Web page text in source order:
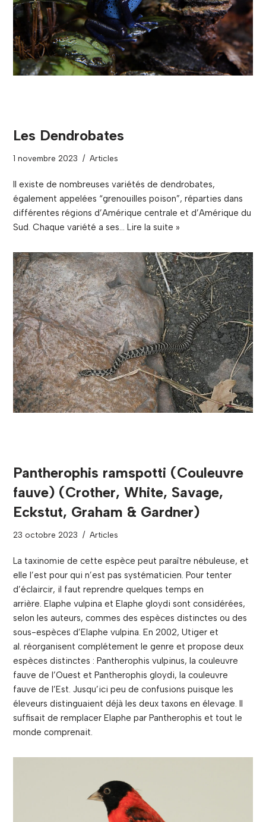
Les Dendrobates
1 novembre 2023 Articles
Il existe de nombreuses variétés de dendrobates,
également appelées “grenouilles poison”, réparties dans
différentes régions d’Amérique centrale et d’Amérique du
Sud. Chaque variété a ses… Lire la suite »
Pantherophis ramspotti (Couleuvre
fauve) (Crother, White, Savage,
Eckstut, Graham & Gardner)
23 octobre 2023 Articles
La taxinomie de cette espèce peut paraître nébuleuse, et
elle l’est pour qui n’est pas systématicien. Pour tenter
d’éclaircir, il faut reprendre quelques temps en
arrière. Elaphe vulpina et Elaphe gloydi sont considérées,
selon les auteurs, commes des espèces distinctes ou des
sous-espèces d’Elaphe vulpina. En 2002, Utiger et
al. réorganisent complétement le genre et propose deux
espèces distinctes : Pantherophis vulpinus, la couleuvre
fauve de l’Ouest et Pantherophis gloydi, la couleuvre
fauve de l’Est. Jusqu’ici peu de confusions puisque les
éleveurs distinguaient déjà les deux taxons en élevage. Il
suffisait de remplacer Elaphe par Pantherophis et tout le
monde comprenait.